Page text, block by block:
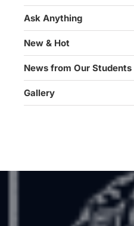
Ask Anything
New & Hot
News from Our Students
Gallery